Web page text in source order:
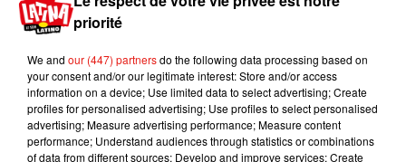
priorité
We and our (447) partnersdo the following data processing based on
your consent and/or our legitimate interest: Store and/or access
information on a device; Use limited data to select advertising; Create
profiles for personalised advertising; Use profiles to select personalised
advertising; Measure advertising performance; Measure content
performance; Understand audiences through statistics or combinations
of data from different sources; Develop and improve services; Create